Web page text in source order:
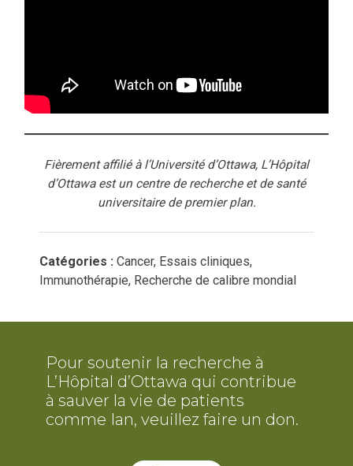
Fièrement affilié à l’Université d’Ottawa, L’Hôpital
d’Ottawa est un centre de recherche et de santé
universitaire de premier plan.
Catégories : Cancer, Essais cliniques,
Immunothérapie, Recherche de calibre mondial
Pour soutenir la recherche à
L’Hôpital d’Ottawa qui contribue
à sauver la vie de patients
comme Ian, veuillez faire un don.